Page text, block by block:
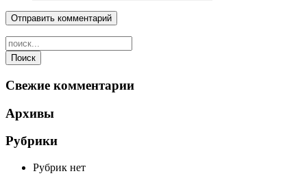
Свежие комментарии
Архивы
Рубрики
Рубрик нет